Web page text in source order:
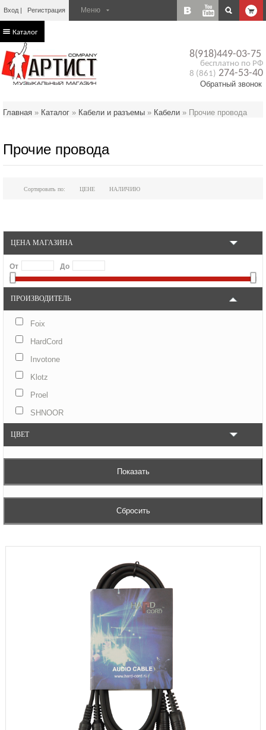
Вход Регистрация
8(918)449-03-75
бесплатно по РФ
8 (861) 274-53-40
Обратный звонок
Каталог
Главная » Каталог » Кабели и разъемы » Кабели » Прочие провода
Прочие провода
Сортировать по: ЦЕНЕ НАЛИЧИЮ
ЦЕНА МАГАЗИНА
От До
ПРОИЗВОДИТЕЛЬ
Foix
HardCord
Invotone
Klotz
Proel
SHNOOR
ЦВЕТ